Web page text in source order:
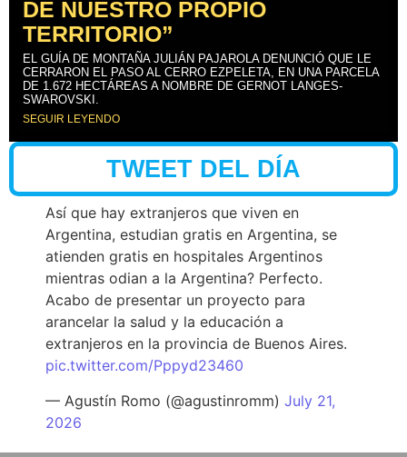
DE NUESTRO PROPIO
TERRITORIO”
EL GUÍA DE MONTAÑA JULIÁN PAJAROLA DENUNCIÓ QUE LE
CERRARON EL PASO AL CERRO EZPELETA, EN UNA PARCELA
DE 1.672 HECTÁREAS A NOMBRE DE GERNOT LANGES-
SWAROVSKI.
SEGUIR LEYENDO
TWEET DEL DÍA
Así que hay extranjeros que viven en
Argentina, estudian gratis en Argentina, se
atienden gratis en hospitales Argentinos
mientras odian a la Argentina? Perfecto.
Acabo de presentar un proyecto para
arancelar la salud y la educación a
extranjeros en la provincia de Buenos Aires.
pic.twitter.com/Pppyd23460
— Agustín Romo (@agustinromm) July 21,
2026